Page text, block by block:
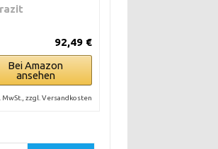
92,49 €
Bei Amazon
ansehen
MwSt., zzgl. Versandkosten